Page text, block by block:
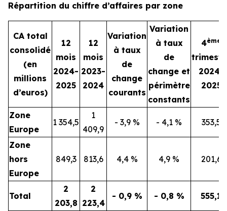
Répartition du chiffre d’affaires par zone
CA total
consolidé
(en
millions
d’euros)
12
mois
2024-
2025
12
mois
2023-
2024
Variation
à taux
de
change
courants
Variation
à taux
de
change et
périmètre
constants
4ème
2024-
2025
Zone
Europe
1 354,5
1
409,9
- 3,9 % - 4,1 % 353,5
Zone
hors
Europe
849,3 813,6 4,4 % 4,9 % 201,6
Total
2
203,8
2
223,4
- 0,9 % - 0,8 % 555,1